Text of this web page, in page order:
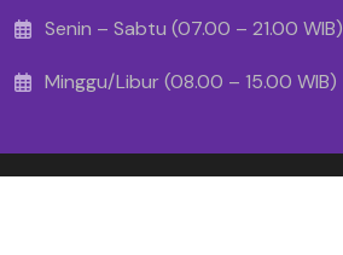
Senin – Sabtu (07.00 – 21.00 WIB)
Minggu/Libur (08.00 – 15.00 WIB)